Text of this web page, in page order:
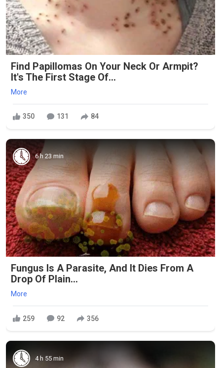
Find Papillomas On Your Neck Or Armpit?
It's The First Stage Of...
More
350 131 84
6 h 23 min
Fungus Is A Parasite, And It Dies From A
Drop Of Plain...
More
259 92 356
4 h 55 min